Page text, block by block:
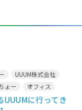
UUUM株式会社
ょー
オフィス
リクラ
ボンボンTV
に行ってき